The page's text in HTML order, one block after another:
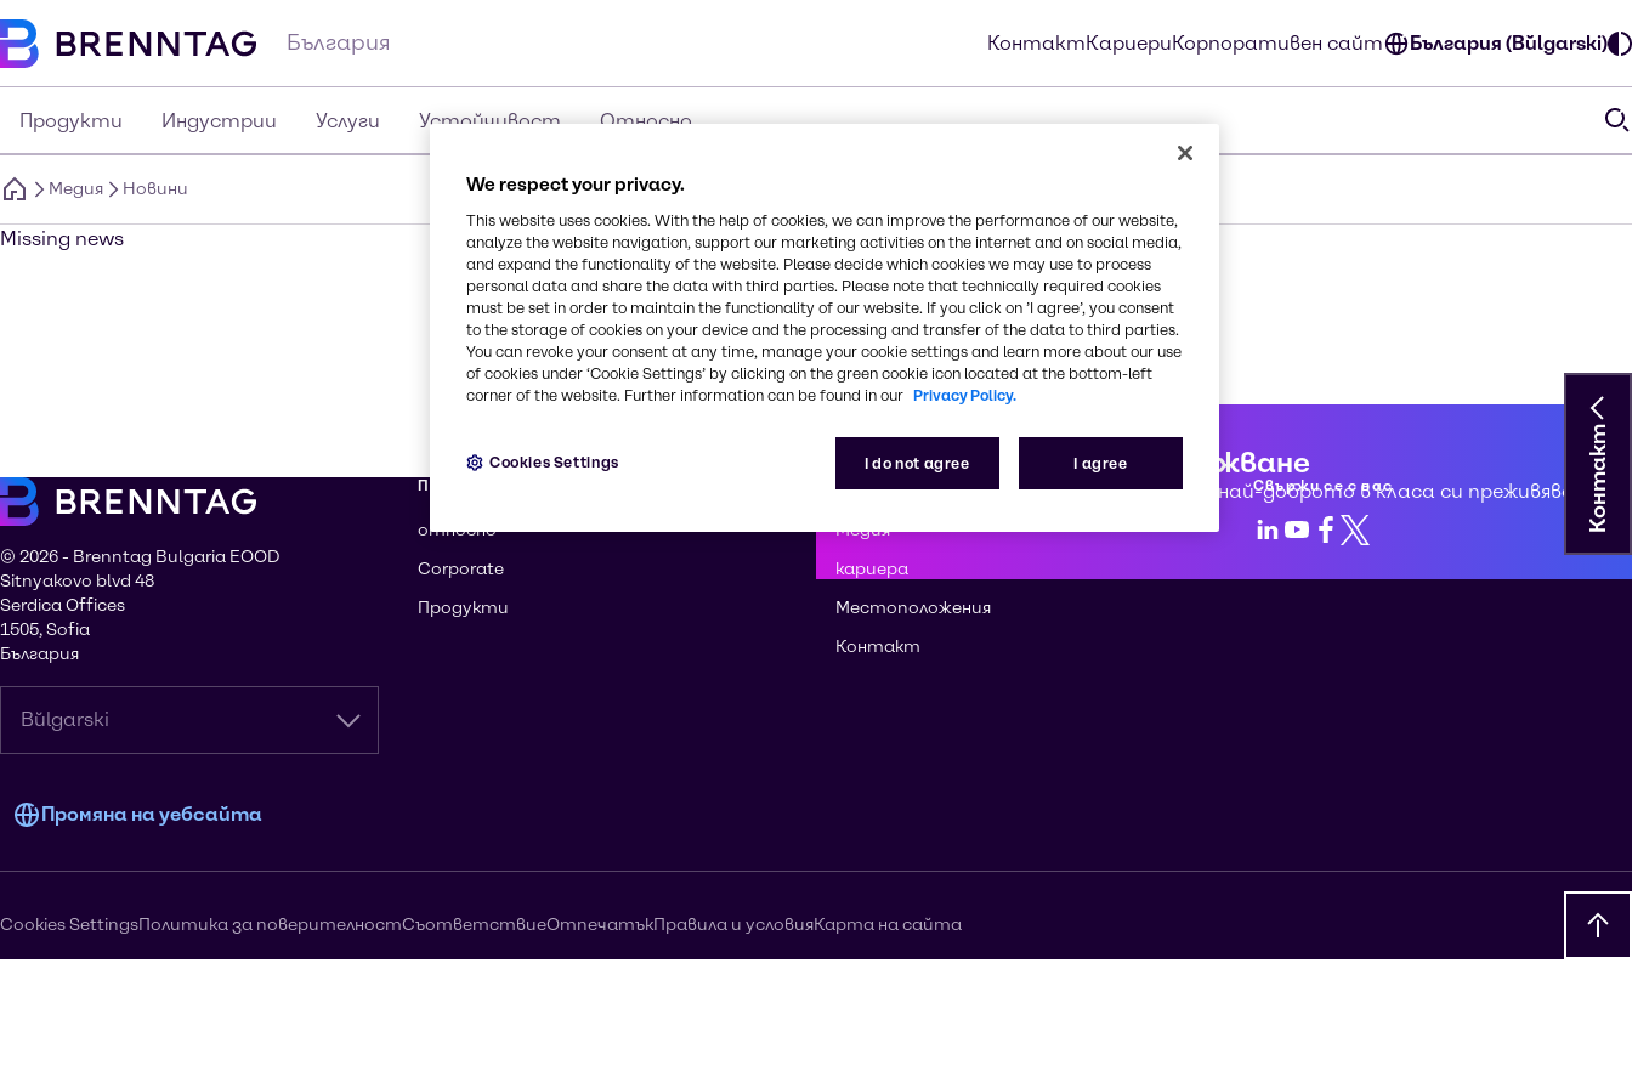
България КонтактКариериКорпоративен сайт България (Bŭlgarski)
Продукти Индустрии Услуги Устойчивост Относно
Медия Новини
Missing news
Контакт
Първокласно обслужване
Ангажираме се да създадем най-доброто в класа си преживяване за
© 2026 - Brenntag Bulgaria EOOD
Sitnyakovo blvd 48
Serdica Offices
1505, Sofia
България
Bŭlgarski
Промяна на уебсайта
Повече за Brenntag
относно
Corporate
Продукти
Как можем да ви помогнем?
Медия
кариера
Местоположения
Контакт
Свържи се с нас
LinkedIn
Youtube
Facebook
X
Cookies SettingsПолитика за поверителностСъответствиеОтпечатъкПравила и условияКарта на сайта
We respect your privacy.
This website uses cookies. With the help of cookies, we can improve the performance of our website,
analyze the website navigation, support our marketing activities on the internet and on social media,
and expand the functionality of the website. Please decide which cookies we may use to process
personal data and share the data with third parties. Please note that technically required cookies
must be set in order to maintain the functionality of our website. If you click on ’I agree’, you consent
to the storage of cookies on your device and the processing and transfer of the data to third parties.
You can revoke your consent at any time, manage your cookie settings and learn more about our use
of cookies under ‘Cookie Settings’ by clicking on the green cookie icon located at the bottom-left
corner of the website. Further information can be found in our Privacy Policy.
I do not agree I agree
Cookies Settings